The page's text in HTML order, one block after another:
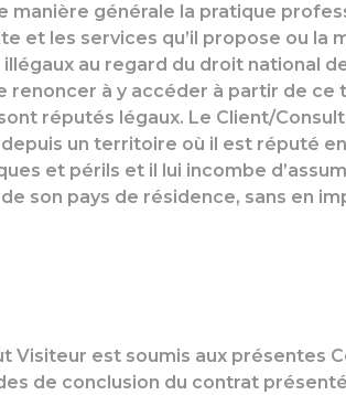
manière générale la pratique
et les services qu’il propose ou
au regard du droit national
renoncer à y accéder à partir de ce
réputés légaux. Le Client/
un territoire où il est réputé
et périls et il lui incombe
son pays de résidence, sans en
Visiteur est soumis aux présentes
de conclusion du contrat